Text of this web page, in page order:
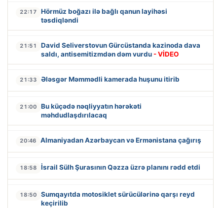
22:17
Hörmüz boğazı ilə bağlı qanun layihəsi
təsdiqləndi
21:51
David Seliverstovun Gürcüstanda kazinoda dava
saldı, antisemitizmdən dəm vurdu - VİDEO
21:33 Ələsgər Məmmədli kamerada huşunu itirib
21:00
Bu küçədə nəqliyyatın hərəkəti
məhdudlaşdırılacaq
20:46 Almaniyadan Azərbaycan və Ermənistana çağırış
18:58 İsrail Sülh Şurasının Qəzza üzrə planını rədd etdi
18:50
Sumqayıtda motosiklet sürücülərinə qarşı reyd
keçirilib